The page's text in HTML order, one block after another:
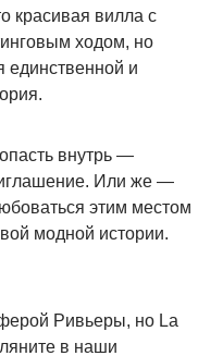
красивая вилла с
ходом, но
единственной и
внутрь —
Или же —
этим местом
модной истории.
Ривьеры, но La
в наши